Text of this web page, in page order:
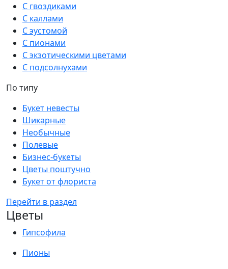
С гвоздиками
С каллами
С эустомой
С пионами
С экзотическими цветами
С подсолнухами
По типу
Букет невесты
Шикарные
Необычные
Полевые
Бизнес-букеты
Цветы поштучно
Букет от флориста
Перейти в раздел
Цветы
Гипсофила
Пионы